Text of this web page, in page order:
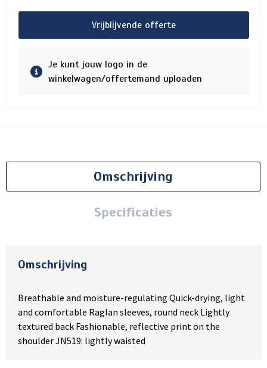
Vrijblijvende offerte
Je kunt jouw logo in de
winkelwagen/offertemand uploaden
Omschrijving
Specificaties
Omschrijving
Breathable and moisture-regulating Quick-drying, light
and comfortable Raglan sleeves, round neck Lightly
textured back Fashionable, reflective print on the
shoulder JN519: lightly waisted